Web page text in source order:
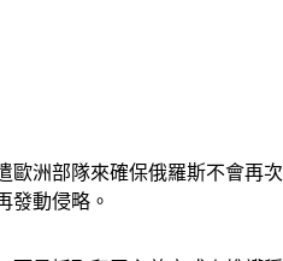
歐洲部隊來確保俄羅斯不會再
發動侵略。